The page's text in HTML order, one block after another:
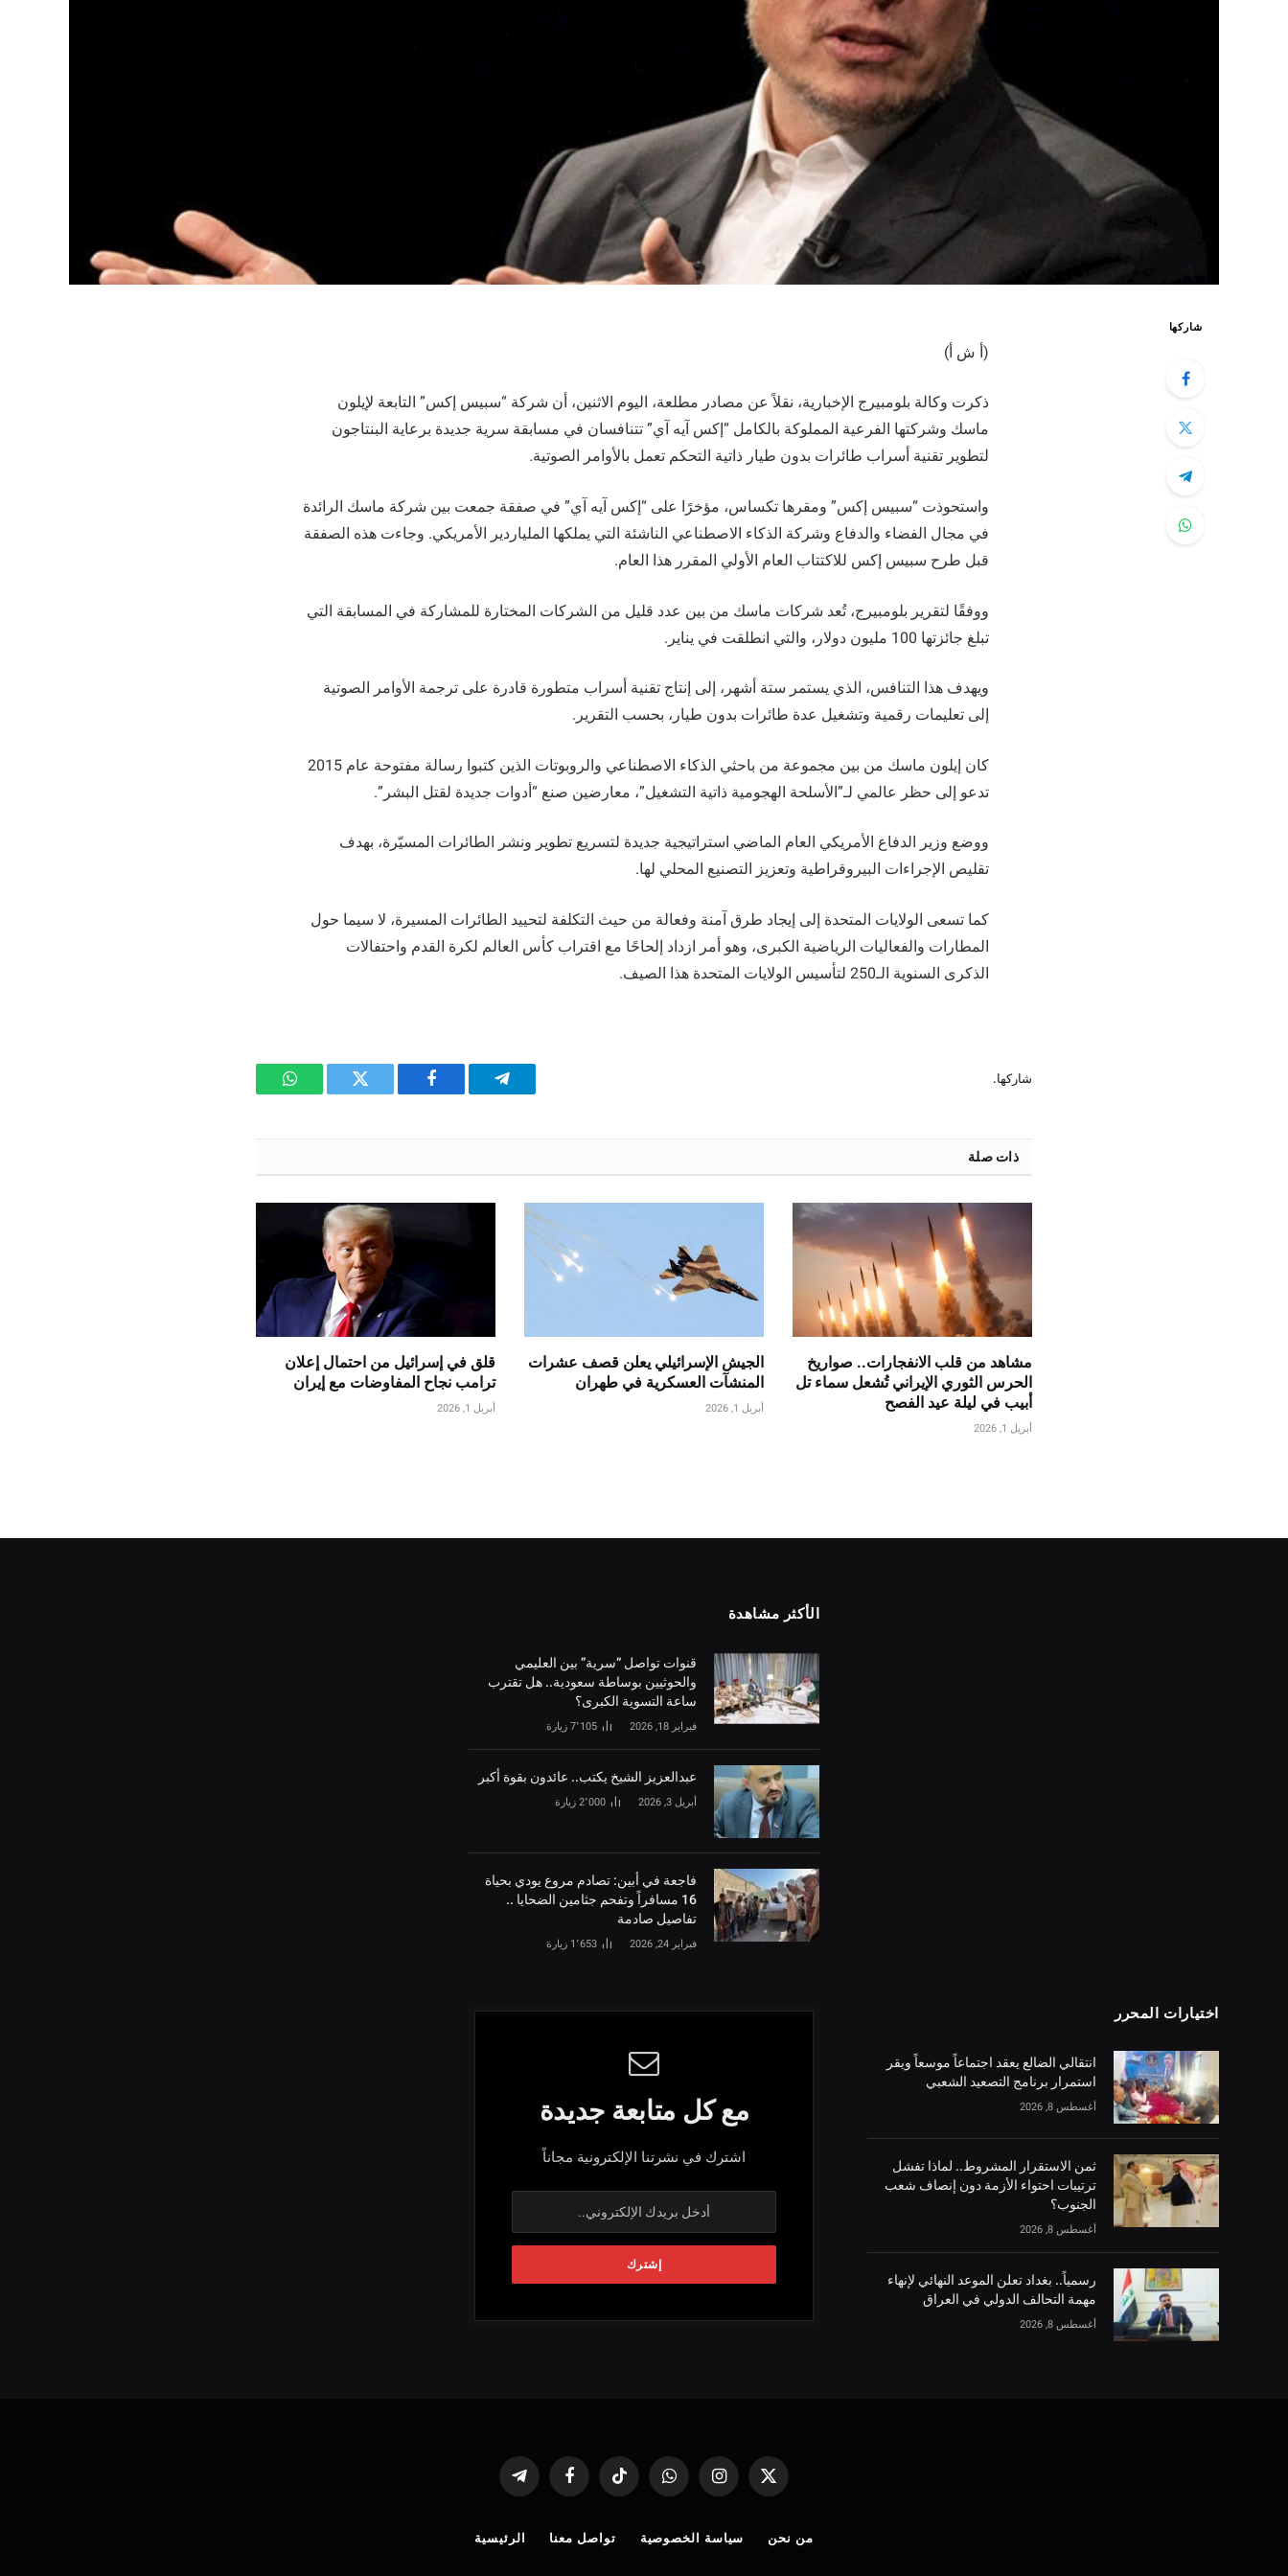
شاركها
(أ ش أ)
ذكرت وكالة بلومبيرج الإخبارية، نقلاً عن مصادر مطلعة، اليوم الاثنين، أن شركة “سبيس إكس” التابعة لإيلون
ماسك وشركتها الفرعية المملوكة بالكامل “إكس آيه آي” تتنافسان في مسابقة سرية جديدة برعاية البنتاجون
لتطوير تقنية أسراب طائرات بدون طيار ذاتية التحكم تعمل بالأوامر الصوتية.
واستحوذت “سبيس إكس” ومقرها تكساس، مؤخرًا على “إكس آيه آي” في صفقة جمعت بين شركة ماسك الرائدة
في مجال الفضاء والدفاع وشركة الذكاء الاصطناعي الناشئة التي يملكها الملياردير الأمريكي. وجاءت هذه الصفقة
قبل طرح سبيس إكس للاكتتاب العام الأولي المقرر هذا العام.
ووفقًا لتقرير بلومبيرج، تُعد شركات ماسك من بين عدد قليل من الشركات المختارة للمشاركة في المسابقة التي
تبلغ جائزتها 100 مليون دولار، والتي انطلقت في يناير.
ويهدف هذا التنافس، الذي يستمر ستة أشهر، إلى إنتاج تقنية أسراب متطورة قادرة على ترجمة الأوامر الصوتية
إلى تعليمات رقمية وتشغيل عدة طائرات بدون طيار، بحسب التقرير.
كان إيلون ماسك من بين مجموعة من باحثي الذكاء الاصطناعي والروبوتات الذين كتبوا رسالة مفتوحة عام 2015
تدعو إلى حظر عالمي لـ”الأسلحة الهجومية ذاتية التشغيل”، معارضين صنع “أدوات جديدة لقتل البشر”.
ووضع وزير الدفاع الأمريكي العام الماضي استراتيجية جديدة لتسريع تطوير ونشر الطائرات المسيّرة، بهدف
تقليص الإجراءات البيروقراطية وتعزيز التصنيع المحلي لها.
كما تسعى الولايات المتحدة إلى إيجاد طرق آمنة وفعالة من حيث التكلفة لتحييد الطائرات المسيرة، لا سيما حول
المطارات والفعاليات الرياضية الكبرى، وهو أمر ازداد إلحاحًا مع اقتراب كأس العالم لكرة القدم واحتفالات
الذكرى السنوية الـ250 لتأسيس الولايات المتحدة هذا الصيف.
شاركها.
تيلقرام فيسبوك تويتر واتساب
ذات صلة
مشاهد من قلب الانفجارات.. صواريخ
الحرس الثوري الإيراني تُشعل سماء تل
أبيب في ليلة عيد الفصح
أبريل 1, 2026
الجيش الإسرائيلي يعلن قصف عشرات
المنشآت العسكرية في طهران
أبريل 1, 2026
قلق في إسرائيل من احتمال إعلان
ترامب نجاح المفاوضات مع إيران
أبريل 1, 2026
الأكثر مشاهدة
قنوات تواصل “سرية” بين العليمي
والحوثيين بوساطة سعودية.. هل تقترب
ساعة التسوية الكبرى؟
فبراير 18, 2026 7٬105 زيارة
‏عبدالعزيز الشيخ يكتب.. عائدون بقوة أكبر
أبريل 3, 2026 2٬000 زيارة
فاجعة في أبين: تصادم مروع يودي بحياة
16 مسافراً وتفحم جثامين الضحايا ..
تفاصيل صادمة
فبراير 24, 2026 1٬653 زيارة
اختيارات المحرر
انتقالي الضالع يعقد اجتماعاً موسعاً ويقر
استمرار برنامج التصعيد الشعبي
أغسطس 8, 2026
ثمن الاستقرار المشروط.. لماذا تفشل
ترتيبات احتواء الأزمة دون إنصاف شعب
الجنوب؟
أغسطس 8, 2026
رسمياً.. بغداد تعلن الموعد النهائي لإنهاء
مهمة التحالف الدولي في العراق
أغسطس 8, 2026
مع كل متابعة جديدة
اشترك في نشرتنا الإلكترونية مجاناً
X
الانستغرامواتساب تيكتوك فيسبوك تيلقرام
من نحن سياسة الخصوصية تواصل معنا الرئيسية